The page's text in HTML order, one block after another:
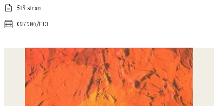
519 stran
k07004/e13